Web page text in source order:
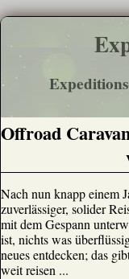
Offroad
Nach nun knapp einem
zuverlässiger, solider
mit dem Gespann
ist, nichts was
neues entdecken; das
weit reisen ...